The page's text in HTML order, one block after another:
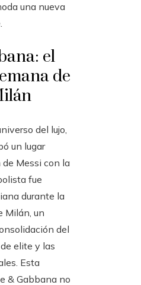
una nueva
el
de
del lujo,
un lugar
Messi con la
fue
durante la
Milán, un
del
elite y las
Esta
& Gabbana no